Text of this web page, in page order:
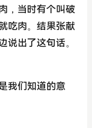
，当时有个叫破
吃肉。结果张献
说出了这句话。
我们知道的意